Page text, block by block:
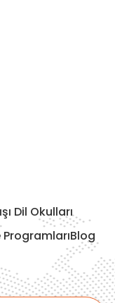
Dil Okulları
ProgramlarıBlog